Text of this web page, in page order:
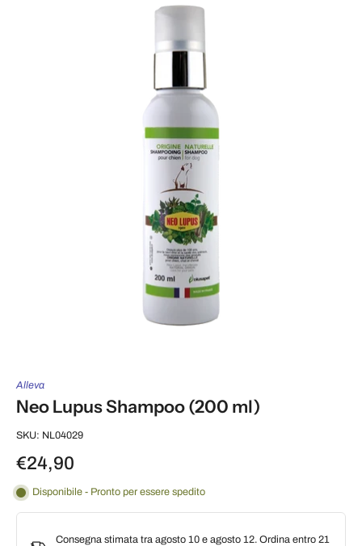
Alleva
Neo Lupus Shampoo (200 ml)
SKU: NL04029
€24,90
Disponibile - Pronto per essere spedito
Consegna stimata tra agosto 10 e agosto 12. Ordina entro 21